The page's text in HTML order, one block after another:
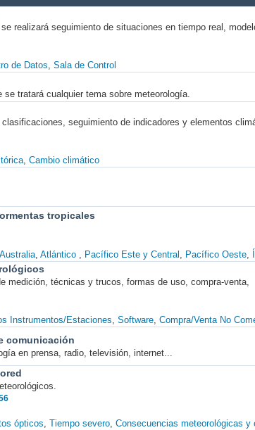
realizará seguimiento de situaciones en tiempo real,
de Datos Sala de Control
tratará cualquier tema sobre meteorología.
seguimiento de indicadores y elementos
Cambio climático
tropicales
Australia Atlántico Pacífico Este y Central Pacífico Oeste
medición, técnicas y trucos, formas de uso, compra-venta,
Instrumentos/Estaciones Software Compra/Venta No
comunicación
en prensa, radio, televisión, internet...
ópticos Tiempo severo Consecuencias meteorológicas y